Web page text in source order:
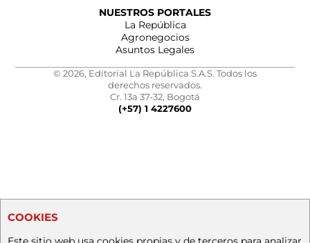
NUESTROS PORTALES
La República
Agronegocios
Asuntos Legales
© 2026, Editorial La República S.A.S. Todos los
derechos reservados.
Cr. 13a 37-32, Bogotá
(+57) 1 4227600
COOKIES